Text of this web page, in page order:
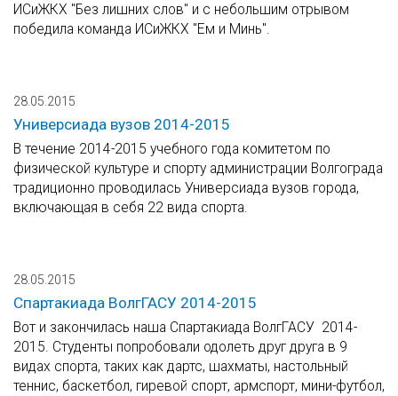
ИСиЖКХ "Без лишних слов" и с небольшим отрывом
победила команда ИСиЖКХ "Ем и Минь".
28.05.2015
Универсиада вузов 2014-2015
В течение 2014-2015 учебного года комитетом по
физической культуре и спорту администрации Волгограда
традиционно проводилась Универсиада вузов города,
включающая в себя 22 вида спорта.
28.05.2015
Спартакиада ВолгГАСУ 2014-2015
Вот и закончилась наша Спартакиада ВолгГАСУ 2014-
2015. Студенты попробовали одолеть друг друга в 9
видах спорта, таких как дартс, шахматы, настольный
теннис, баскетбол, гиревой спорт, армспорт, мини-футбол,